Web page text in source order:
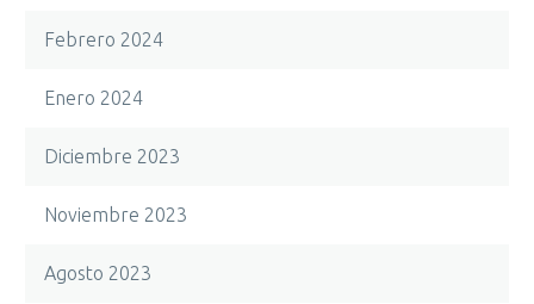
Febrero 2024
Enero 2024
Diciembre 2023
Noviembre 2023
Agosto 2023